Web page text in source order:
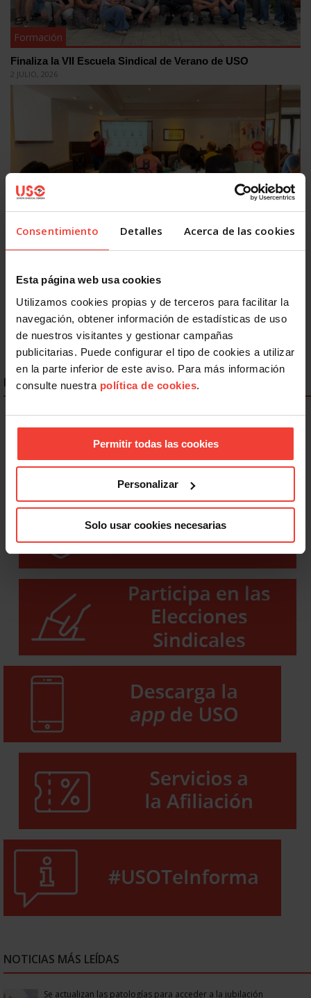
Consentimiento Detalles Acerca de las cookies
Esta página web usa cookies
Utilizamos cookies propias y de terceros para facilitar la
navegación, obtener información de estadísticas de uso
de nuestros visitantes y gestionar campañas
publicitarias. Puede configurar el tipo de cookies a utilizar
en la parte inferior de este aviso. Para más información
consulte nuestra política de cookies.
Permitir todas las cookies
Personalizar
Solo usar cookies necesarias
Formación
Finaliza la VII Escuela Sindical de Verano de USO
2 JULIO, 2026
La huelga y la CRS, protagonistas de la segunda jornada de
1 JULIO, 2026
ENLACES DESTACADOS
NOTICIAS MÁS LEÍDAS
Se actualizan las patologías para acceder a la jubilación